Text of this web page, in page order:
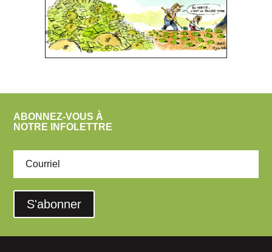
ABONNEZ-VOUS À
NOTRE INFOLETTRE
S'abonner